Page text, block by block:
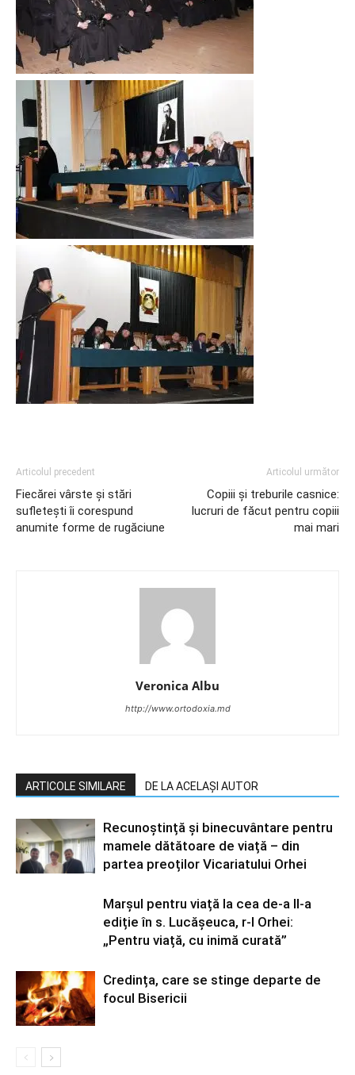
Articolul precedent
Fiecărei vârste şi stări
sufleteşti îi corespund
anumite forme de rugăciune
Articolul următor
Copiii și treburile casnice:
lucruri de făcut pentru copiii
mai mari
Veronica Albu
http://www.ortodoxia.md
ARTICOLE SIMILARE DE LA ACELAȘI AUTOR
Recunoștință și binecuvântare pentru
mamele dătătoare de viață – din
partea preoților Vicariatului Orhei
Marșul pentru viață la cea de-a II-a
ediție în s. Lucășeuca, r-l Orhei:
„Pentru viață, cu inimă curată”
Credința, care se stinge departe de
focul Bisericii